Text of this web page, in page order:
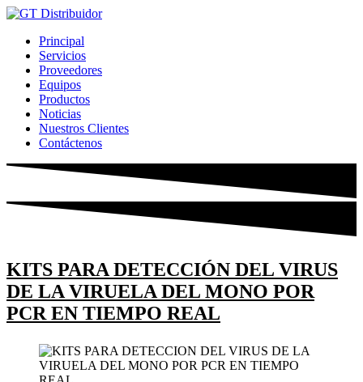
Ir
contenidoPrincipal
Servicios
Proveedores
Equipos
Productos
Noticias
Nuestros Clientes
Contáctenos
KITS PARA DETECCIÓN DEL VIRUS
DE LA VIRUELA DEL MONO POR
PCR EN TIEMPO REAL